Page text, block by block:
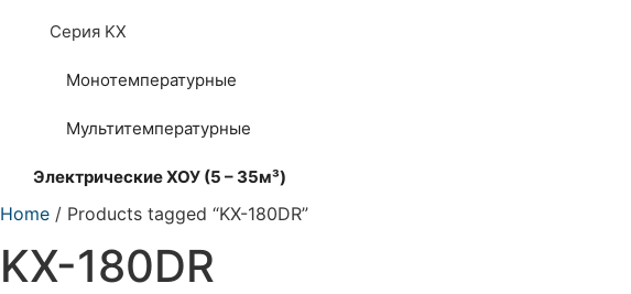
Серия KX
Монотемпературные
Мультитемпературные
Электрические ХОУ (5 – 35м³)
Home / Products tagged “KX-180DR”
KX-180DR